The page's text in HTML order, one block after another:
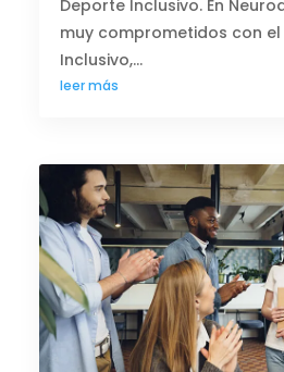
Deporte Inclusivo. En
muy comprometidos con
Inclusivo,...
leer más